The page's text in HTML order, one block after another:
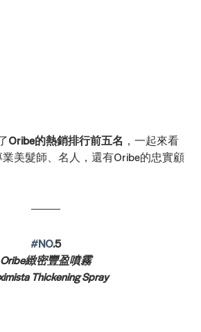
Oribe的熱銷排行前五名 ，一起來看
美髮師、名人，還有Oribe的忠實顧
#NO.5
Oribe緻密豐盈噴霧
Thickening Spray